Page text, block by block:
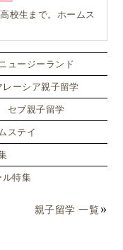
校生まで。ホームス
ュージーランド
レーシア親子留学
セブ親子留学
ステイ
ル特集
親子留学 一覧